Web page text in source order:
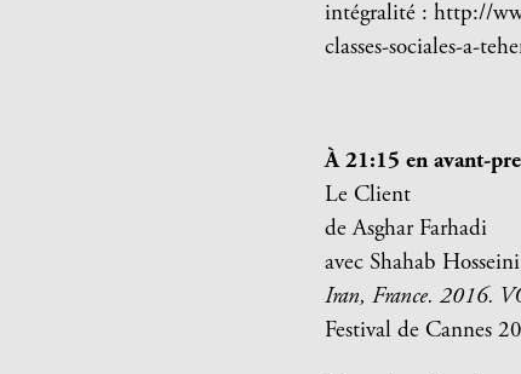
intégralité : http://
classes-sociales-a-
À 21:15 en avant-
Le Client
de Asghar Farhadi
avec Shahab Hosseini
Iran, France. 2016.
Festival de Cannes